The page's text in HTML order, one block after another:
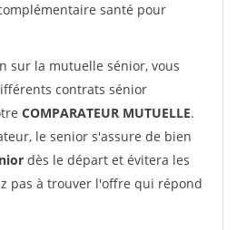
santé pour
sur la mutuelle sénior, vous
contrats sénior
COMPARATEUR MUTUELLE.
le senior s'assure de bien
dès le départ et évitera les
pas à trouver l'offre qui répond